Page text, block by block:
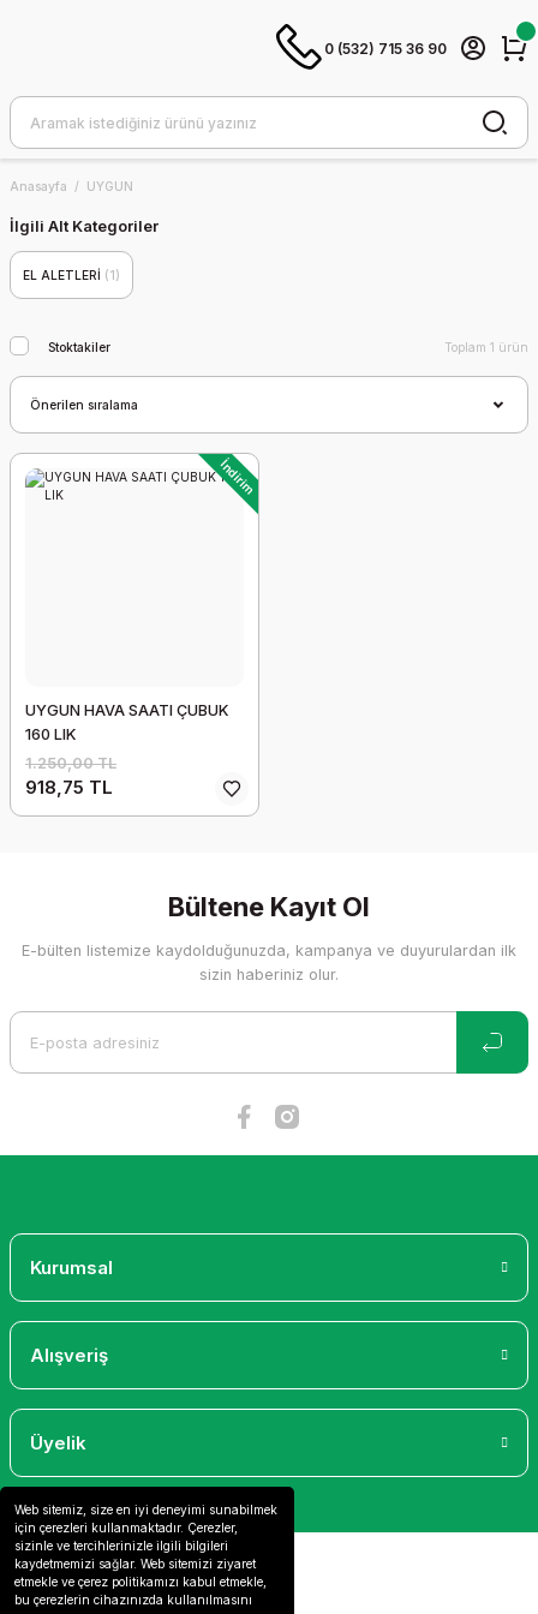
Web sitemiz, size en iyi deneyimi sunabilmek
için çerezleri kullanmaktadır. Çerezler,
sizinle ve tercihlerinizle ilgili bilgileri
kaydetmemizi sağlar. Web sitemizi ziyaret
etmekle ve çerez politikamızı kabul etmekle,
bu çerezlerin cihazınızda kullanılmasını
0 (532) 715 36 90
Anasayfa UYGUN
İlgili Alt Kategoriler
EL ALETLERİ (1)
Stoktakiler Toplam 1 ürün
İndirim
UYGUN HAVA SAATI ÇUBUK
160 LIK
1.250,00 TL
918,75 TL
Bültene Kayıt Ol
E-bülten listemize kaydolduğunuzda, kampanya ve duyurulardan ilk
sizin haberiniz olur.
Kurumsal
Alışveriş
Üyelik